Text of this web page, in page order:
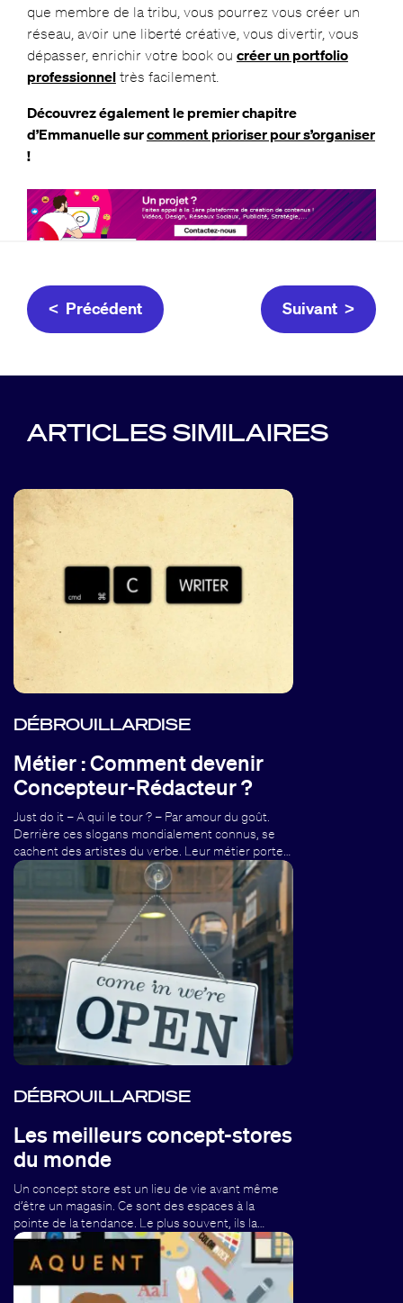
que membre de la tribu, vous pourrez vous créer un
réseau, avoir une liberté créative, vous divertir, vous
dépasser, enrichir votre book ou créer un portfolio
professionneltrès facilement.
Découvrez également le premier chapitre
d’Emmanuelle surcomment prioriser pour s’organiser
!
< Précédent Suivant >
ARTICLES SIMILAIRES
DÉBROUILLARDISE
Métier : Comment devenir
Concepteur-Rédacteur ?
Just do it – A qui le tour ? – Par amour du goût.
Derrière ces slogans mondialement connus, se
cachent des artistes du verbe. Leur métier porte…
DÉBROUILLARDISE
Les meilleurs concept-stores
du monde
Un concept store est un lieu de vie avant même
d’être un magasin. Ce sont des espaces à la
pointe de la tendance. Le plus souvent, ils la…